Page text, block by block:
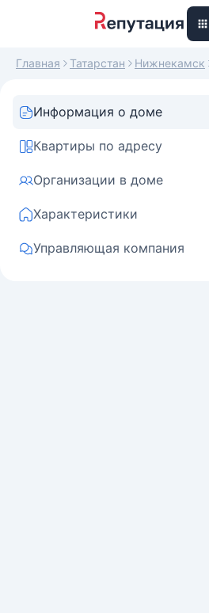
Главная Татарстан Нижнекамск
Информация о доме
Квартиры по адресу
Организации в доме
Характеристики
Управляющая компания